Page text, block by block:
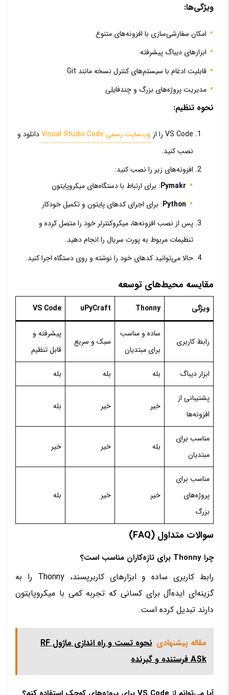
ویژگی‌ها:
امکان سفارشی‌سازی با افزونه‌های متنوع
ابزارهای دیباگ پیشرفته
قابلیت ادغام با سیستم‌های کنترل نسخه مانند Git
مدیریت پروژه‌های بزرگ و چندفایلی
نحوه تنظیم:
VS Code را از وب‌سایت رسمی Visual Studio Code
دانلود و
نصب کنید.
افزونه‌های زیر را نصب کنید:
Pymakr: برای ارتباط با دستگاه‌های میکروپایتون
Python: برای اجرای کدهای پایتون و تکمیل خودکار
پس از نصب افزونه‌ها، میکروکنترلر خود را متصل کرده و
تنظیمات مربوط به پورت سریال را انجام دهید.
حالا می‌توانید کدهای خود را نوشته و روی دستگاه اجرا کنید.
مقایسه محیط‌های توسعه
ویژگی Thonny
uPyCraft
VS Code
رابط کاربری
ساده و مناسب
برای مبتدیان
سبک و سریع
پیشرفته و
قابل تنظیم
ابزار دیباگ بله بله بله
پشتیبانی از
افزونه‌ها
خیر خیر بله
مناسب برای
مبتدیان
بله خیر خیر
مناسب برای
پروژه‌های
بزرگ
خیر خیر بله
سوالات متداول (FAQ)
چرا Thonny برای تازه‌کاران مناسب است؟
رابط کاربری ساده و ابزارهای کاربرپسند، Thonny را به
گزینه‌ای ایده‌آل برای کسانی که تجربه کمی با میکروپایتون
دارند تبدیل کرده است.
مقاله پیشنهادی
نحوه تست و راه اندازی ماژول RF
ASk فرستنده و گیرنده